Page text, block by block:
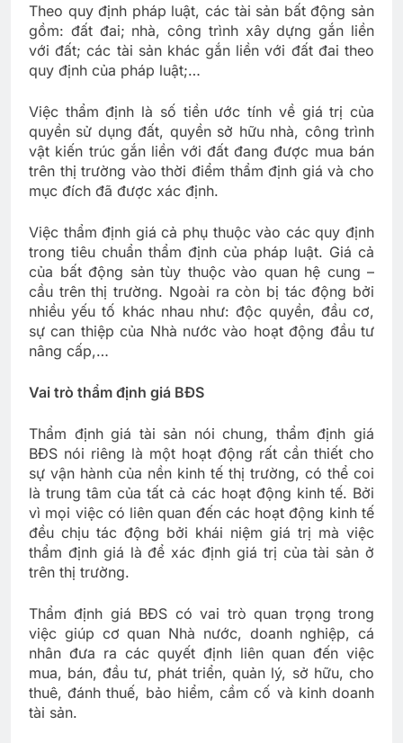
Theo quy định pháp luật, các tài sản bất động sản
gồm: đất đai; nhà, công trình xây dựng gắn liền
với đất; các tài sản khác gắn liền với đất đai theo
quy định của pháp luật;…
Việc thẩm định là số tiền ước tính về giá trị của
quyền sử dụng đất, quyền sở hữu nhà, công trình
vật kiến trúc gắn liền với đất đang được mua bán
trên thị trường vào thời điểm thẩm định giá và cho
mục đích đã được xác định.
Việc thẩm định giá cả phụ thuộc vào các quy định
trong tiêu chuẩn thẩm định của pháp luật. Giá cả
của bất động sản tùy thuộc vào quan hệ cung –
cầu trên thị trường. Ngoài ra còn bị tác động bởi
nhiều yếu tố khác nhau như: độc quyền, đầu cơ,
sự can thiệp của Nhà nước vào hoạt động đầu tư
nâng cấp,…
Vai trò thẩm định giá BĐS
Thẩm định giá tài sản nói chung, thẩm định giá
BĐS nói riêng là một hoạt động rất cần thiết cho
sự vận hành của nền kinh tế thị trường, có thể coi
là trung tâm của tất cả các hoạt động kinh tế. Bởi
vì mọi việc có liên quan đến các hoạt động kinh tế
đều chịu tác động bởi khái niệm giá trị mà việc
thẩm định giá là để xác định giá trị của tài sản ở
trên thị trường.
Thẩm định giá BĐS có vai trò quan trọng trong
việc giúp cơ quan Nhà nước, doanh nghiệp, cá
nhân đưa ra các quyết định liên quan đến việc
mua, bán, đầu tư, phát triển, quản lý, sở hữu, cho
thuê, đánh thuế, bảo hiểm, cầm cố và kinh doanh
tài sản.